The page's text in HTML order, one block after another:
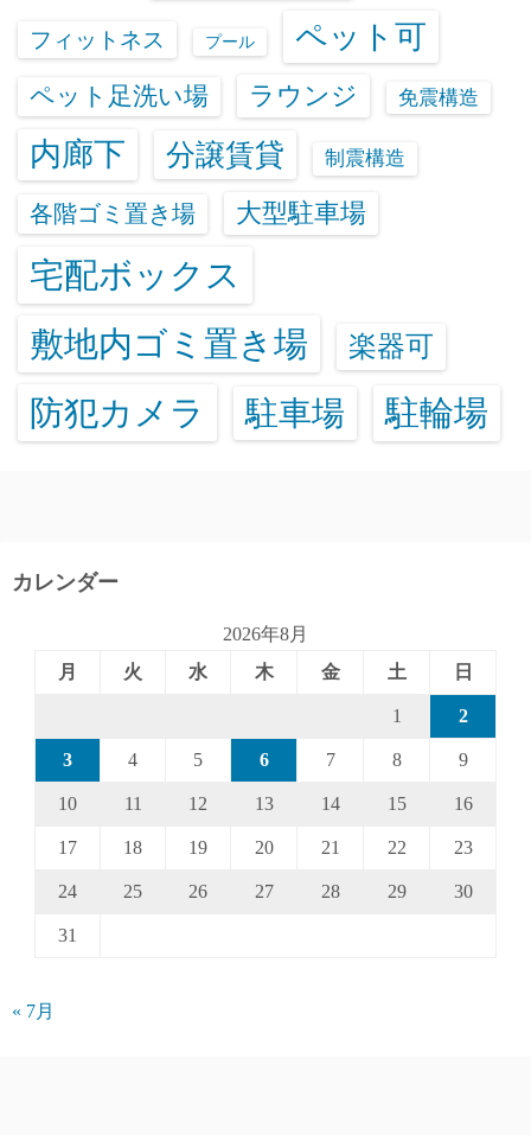
フィットネス プール ペット可
ペット足洗い場 ラウンジ 免震構造
内廊下 分譲賃貸 制震構造
各階ゴミ置き場 大型駐車場
宅配ボックス
敷地内ゴミ置き場
楽器可
防犯カメラ 駐車場 駐輪場
カレンダー
2026年8月
月
火 水 木 金 土 日
1 2
3 4 5 6 7 8 9
10 11 12 13 14 15 16
17 18 19 20 21 22 23
24 25 26 27 28 29 30
31
« 7月